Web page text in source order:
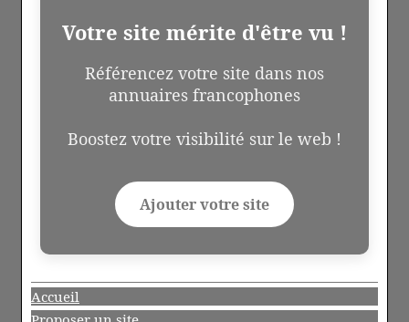
Votre site mérite d'être vu !
Référencez votre site dans nos
annuaires francophones
Boostez votre visibilité sur le web !
Ajouter votre site
Accueil